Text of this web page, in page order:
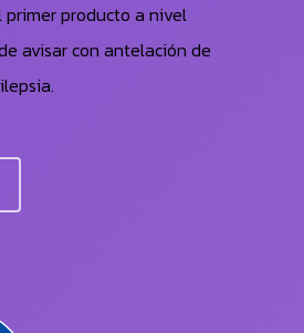
primer producto a nivel
avisar con antelación de